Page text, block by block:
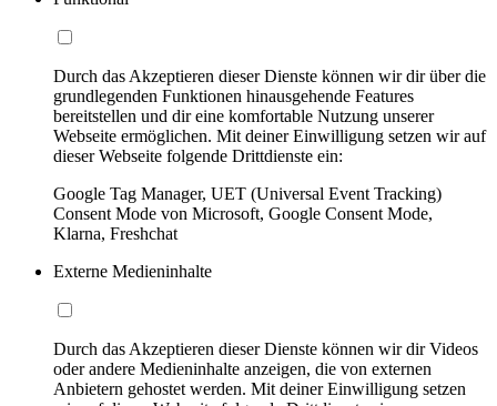
Durch das Akzeptieren dieser Dienste können wir dir über die
grundlegenden Funktionen hinausgehende Features
bereitstellen und dir eine komfortable Nutzung unserer
Webseite ermöglichen. Mit deiner Einwilligung setzen wir auf
dieser Webseite folgende Drittdienste ein:
Google Tag Manager, UET (Universal Event Tracking)
Consent Mode von Microsoft, Google Consent Mode,
Klarna, Freshchat
Externe Medieninhalte
Durch das Akzeptieren dieser Dienste können wir dir Videos
oder andere Medieninhalte anzeigen, die von externen
Anbietern gehostet werden. Mit deiner Einwilligung setzen